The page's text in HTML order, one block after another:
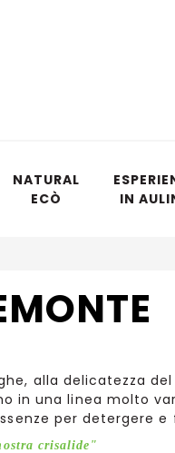
NATURAL
ECÒ
IN
alla delicatezza
in una linea molto
per detergere
crisalide"